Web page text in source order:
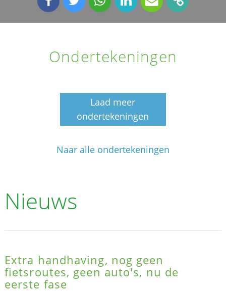
Ondertekeningen
Laad meer
ondertekeningen
Naar alle ondertekeningen
Nieuws
Extra handhaving, nog geen
fietsroutes, geen auto's, nu de
eerste fase